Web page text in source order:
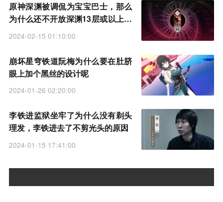
原神深渊被调侃为宝宝巴士，那么
为什么还不开放深渊13层或以上的
层数
2024-02-15 01:10:00
崩坏星穹铁道阮梅为什么要在肚脐
眼上加个黑丝的设计呢
2024-01-26 02:20:00
李铁进监狱坐牢了为什么没有剃头
理发，李铁进去了不剪光头的原因
2024-01-15 17:41:00